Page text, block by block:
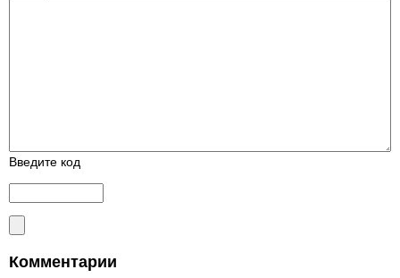
Введите код
Комментарии